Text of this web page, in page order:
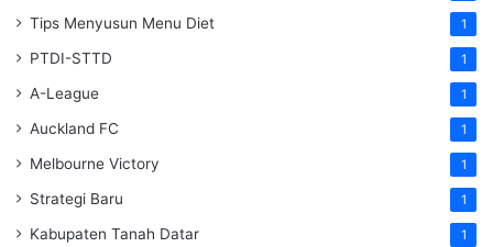
Tips Menyusun Menu Diet 1
PTDI-STTD 1
A-League 1
Auckland FC 1
Melbourne Victory 1
Strategi Baru 1
Kabupaten Tanah Datar 1